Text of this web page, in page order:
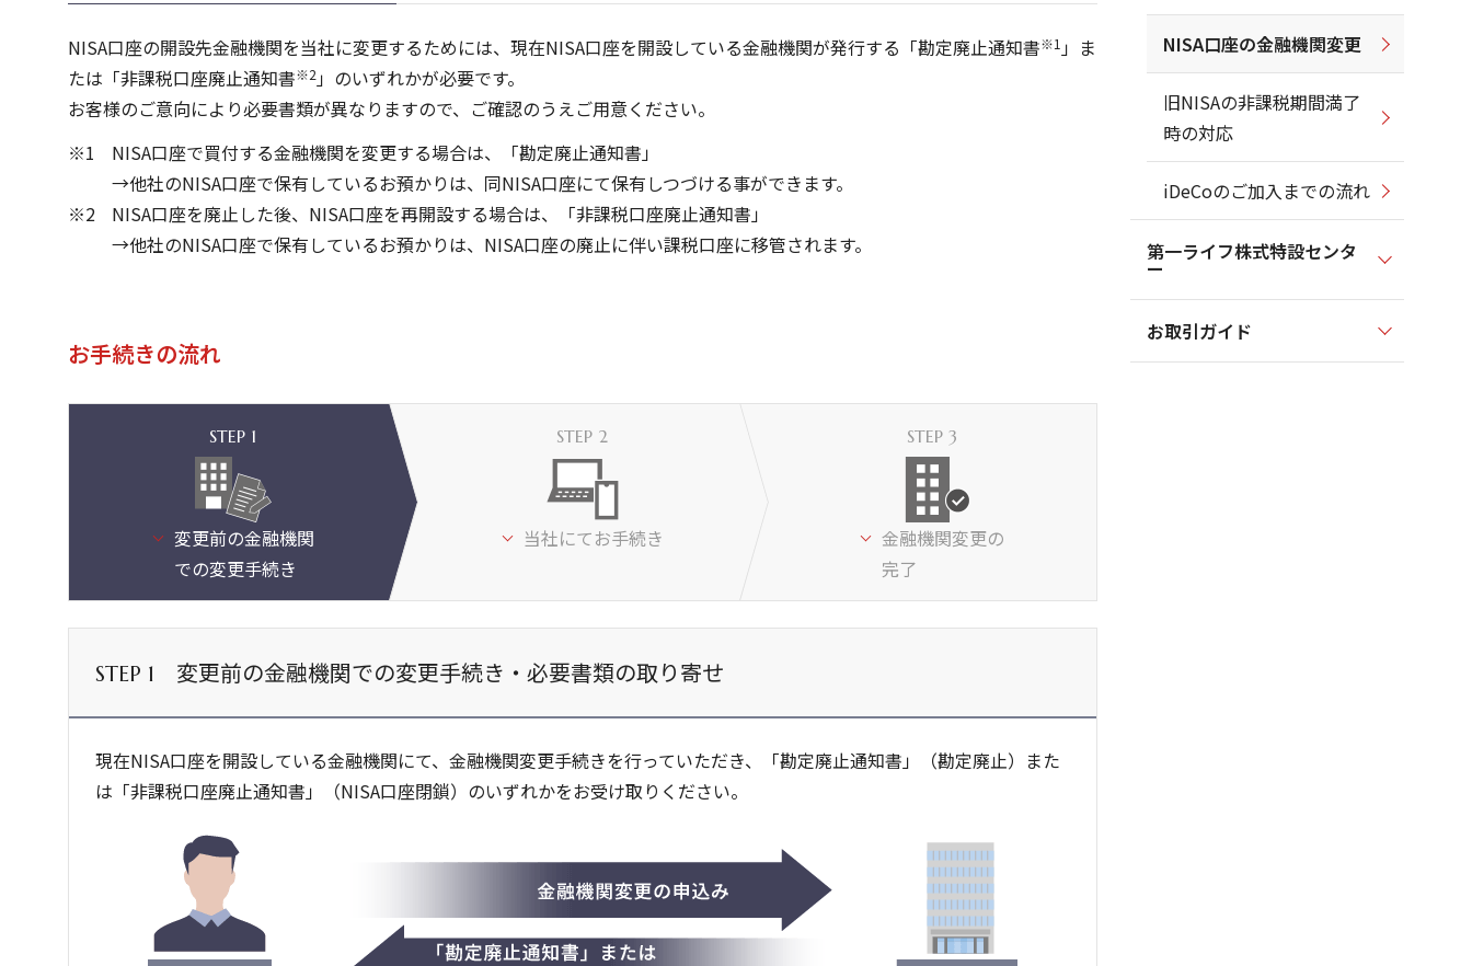
NISA口座の開設先金融機関を当社に変更するためには、現在NISA口座を開設している金融機関が発行する「勘定廃止通知書※1 」ま
たは「非課税口座廃止通知書※2」のいずれかが必要です。
お客様のご意向により必要書類が異なりますので、ご確認のうえご用意ください。
NISA口座で買付する金融機関を変更する場合は、「勘定廃止通知書」
→他社のNISA口座で保有しているお預かりは、同NISA口座にて保有しつづける事ができます。
NISA口座を廃止した後、NISA口座を再開設する場合は、「非課税口座廃止通知書」
→他社のNISA口座で保有しているお預かりは、NISA口座の廃止に伴い課税口座に移管されます。
お手続きの流れ
変更前の金融機関
での変更手続き
当社にてお手続き
金融機関変更の
完了
STEP 1 変更前の金融機関での変更手続き・必要書類の取り寄せ
現在NISA口座を開設している金融機関にて、金融機関変更手続きを行っていただき、「勘定廃止通知書」（勘定廃止）また
は「非課税口座廃止通知書」（NISA口座閉鎖）のいずれかをお受け取りください。
NISA口座の金融機関変更
旧NISAの非課税期間満了
時の対応
iDeCoのご加入までの流れ
第一ライフ株式特設センタ
ー
お取引ガイド